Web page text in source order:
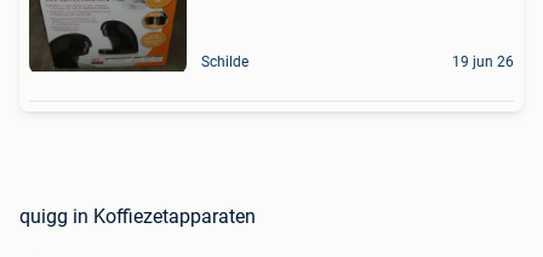
Schilde 19 jun 26
quigg in Koffiezetapparaten